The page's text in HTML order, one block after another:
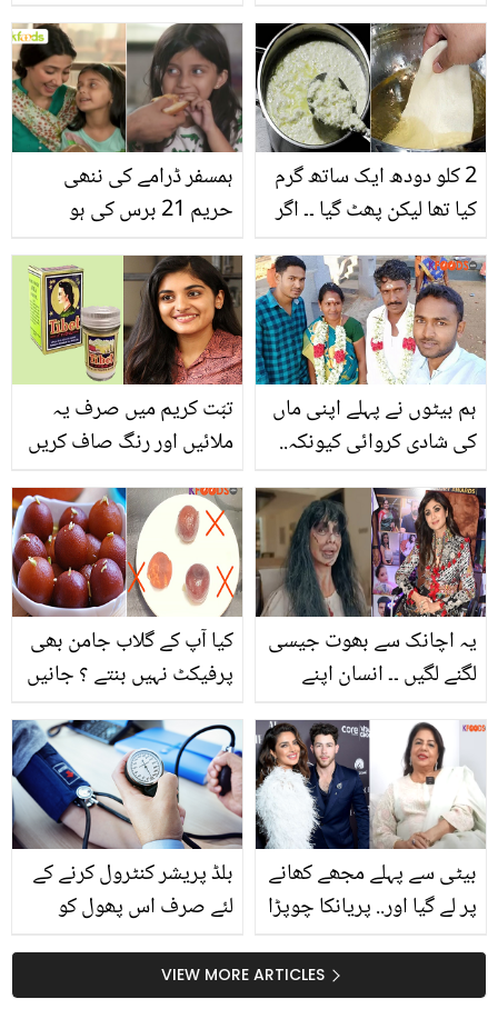
سے محبت اور اپنی
جدوجہد کے بارے میں کیا
بتایا؟
جو کئی بیماریوں سے نجات
دیں
ہمسفر ڈرامے کی ننھی
حریم 21 برس کی ہو
کیسی نظر آتی ہیں؟
دیکھیں
2 کلو دودھ ایک ساتھ گرم
کیا تھا لیکن پھٹ گیا ۔۔ اگر
بتائے گئے طریقے سے
استعمال کرکے دیکھیں، مزہ
ہی آجائے گا
تبّت کریم میں صرف یہ
ملائیں اور رنگ صاف کریں
ہوئی ایسی ٹپ جس سے ہو
آپ کا بھی رنگ گورا اور
چہرے پر آئے نکھار
ہم بیٹوں نے پہلے اپنی ماں
کی شادی کروائی کیونکہ..
کی شادی کروانے کی کیا
وجہ بتائی جو پورے گاؤں
کے لئے مثال بن گئی؟
کیا آپ کے گلاب جامن بھی
پرفیکٹ نہیں بنتے ؟ جانیں
بہترین ترکیب اور کچھ
ایسی غلطیاں جو اکثر
خواتین کرتی ہیں
یہ اچانک سے بھوت جیسی
لگنے لگیں ۔۔ انسان اپنے
ہے پھر شلپا شیٹی کا یہ
حال کیسے ہوا؟
بلڈ پریشر کنٹرول کرنے کے
لئے صرف اس پھول کو
دوائیوں سے جان چھڑائیں
بیٹی سے پہلے مجھے کھانے
پر لے گیا اور.. پریانکا چوپڑا
لڑکے سے کیوں کروائی؟
ماں کے انکشافات
VIEW MORE ARTICLES